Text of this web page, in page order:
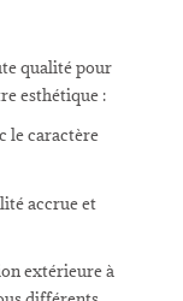
qualité pour
esthétique :
le caractère
accrue et
extérieure à